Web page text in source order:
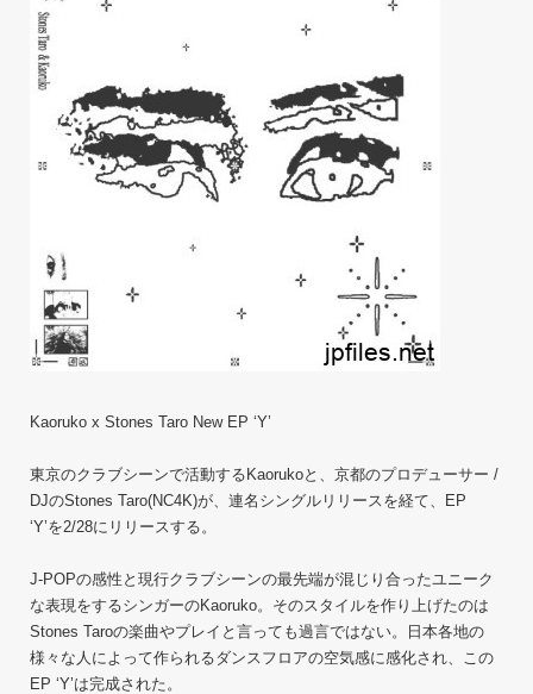
Kaoruko x Stones Taro New EP ‘Y’
東京のクラブシーンで活動するKaorukoと、京都のプロデューサー /
DJのStones Taro(NC4K)が、連名シングルリリースを経て、EP
‘Y’を2/28にリリースする。
J-POPの感性と現行クラブシーンの最先端が混じり合ったユニーク
な表現をするシンガーのKaoruko。そのスタイルを作り上げたのは
Stones Taroの楽曲やプレイと言っても過言ではない。日本各地の
様々な人によって作られるダンスフロアの空気感に感化され、この
EP ‘Y’は完成された。